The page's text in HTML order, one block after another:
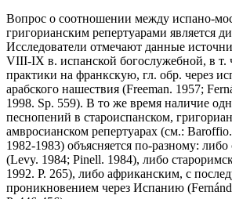
Вопрос о соотношении между испано-
григорианским репертуарами является
Исследователи отмечают данные
VIII-IX в. испанской богослужебной, в т.
практики на франкскую, гл. обр. через
арабского нашествия (Freeman. 1957;
1998. Sp. 559). В то же время наличие
песнопений в староиспанском,
амвросианском репертуарах (см.:
1982-1983) объясняется по-разному:
(Levy. 1984; Pinell. 1984), либо
1992. Р. 265), либо африканским, с
проникновением через Испанию